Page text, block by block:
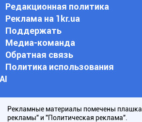
Редакционная политика
Реклама на 1kr.ua
Поддержать
Медиа-команда
Обратная связь
Политика использования
АI
Рекламные материалы помечены
рекламы" и "Политическая реклама".